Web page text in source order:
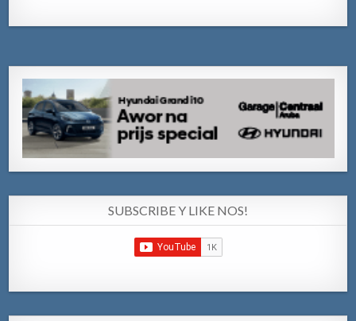
SUBSCRIBE Y LIKE NOS!